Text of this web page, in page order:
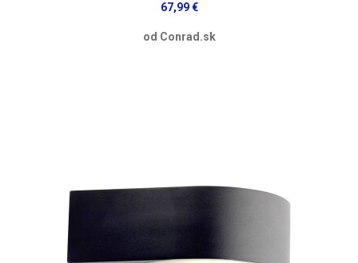
67,99 €
od Conrad.sk